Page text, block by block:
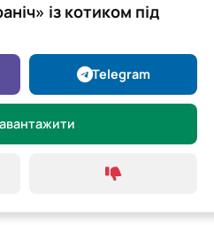
із котиком під
Telegram